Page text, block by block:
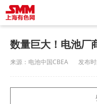
数量巨大！电池厂
来源： 电池中国CBEA 发布时